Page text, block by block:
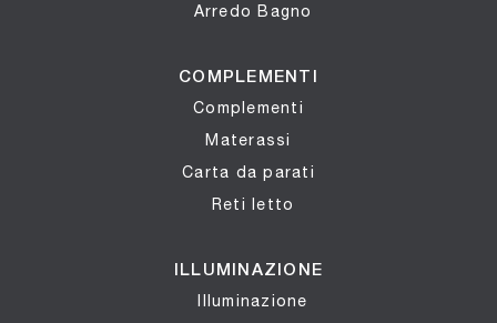
Arredo Bagno
COMPLEMENTI
Complementi
Materassi
Carta da parati
Reti letto
ILLUMINAZIONE
Illuminazione